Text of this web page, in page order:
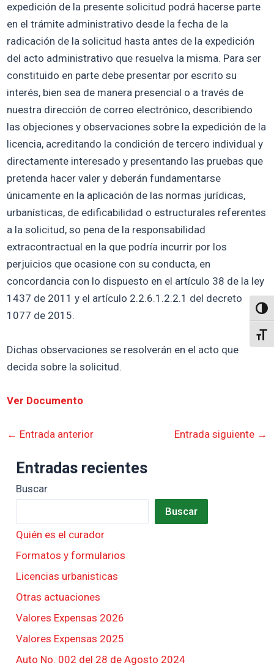
expedición de la presente solicitud podrá hacerse parte
en el trámite administrativo desde la fecha de la
radicación de la solicitud hasta antes de la expedición
del acto administrativo que resuelva la misma. Para ser
constituido en parte debe presentar por escrito su
interés, bien sea de manera presencial o a través de
nuestra dirección de correo electrónico, describiendo
las objeciones y observaciones sobre la expedición de la
licencia, acreditando la condición de tercero individual y
directamente interesado y presentando las pruebas que
pretenda hacer valer y deberán fundamentarse
únicamente en la aplicación de las normas jurídicas,
urbanísticas, de edificabilidad o estructurales referentes
a la solicitud, so pena de la responsabilidad
extracontractual en la que podría incurrir por los
perjuicios que ocasione con su conducta, en
concordancia con lo dispuesto en el artículo 38 de la ley
1437 de 2011 y el artículo 2.2.6.1.2.2.1 del decreto
1077 de 2015.
Dichas observaciones se resolverán en el acto que
decida sobre la solicitud.
Ver Documento
← Entrada anterior Entrada siguiente →
Entradas recientes
Buscar
Buscar
Quién es el curador
Formatos y formularios
Licencias urbanisticas
Otras actuaciones
Valores Expensas 2026
Valores Expensas 2025
Auto No. 002 del 28 de Agosto 2024